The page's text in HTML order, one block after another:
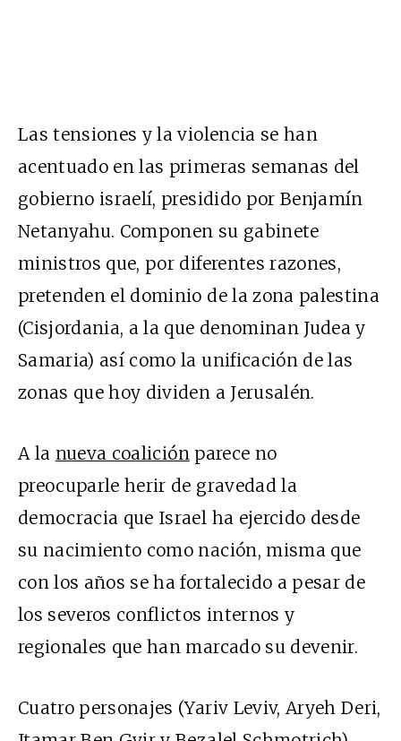
Las tensiones y la violencia se han
acentuado en las primeras semanas del
gobierno israelí, presidido por Benjamín
Netanyahu. Componen su gabinete
ministros que, por diferentes razones,
pretenden el dominio de la zona palestina
(Cisjordania, a la que denominan Judea y
Samaria) así como la unificación de las
zonas que hoy dividen a Jerusalén.
A la nueva coaliciónparece no
preocuparle herir de gravedad la
democracia que Israel ha ejercido desde
su nacimiento como nación, misma que
con los años se ha fortalecido a pesar de
los severos conflictos internos y
regionales que han marcado su devenir.
Cuatro personajes (Yariv Leviv, Aryeh Deri,